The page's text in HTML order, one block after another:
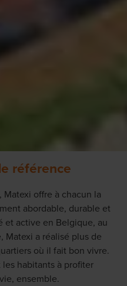
référence
Matexi offre à chacun la
abordable, durable et
et active en Belgique, au
Matexi a réalisé plus de
où il fait bon vivre.
habitants à profiter
ensemble.